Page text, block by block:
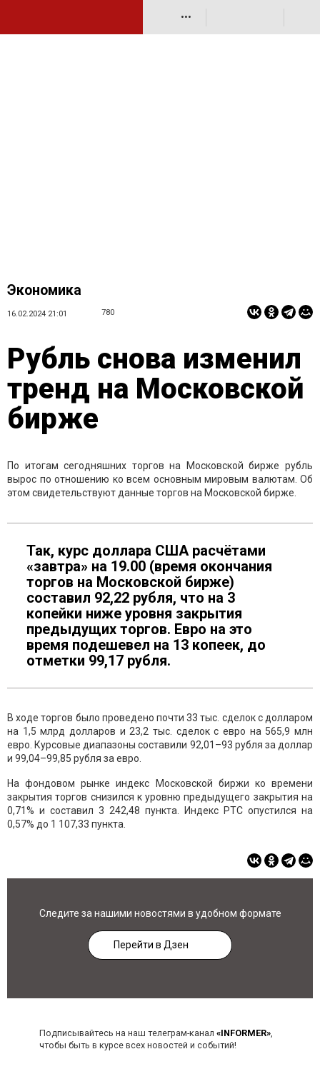
•••
Экономика
16.02.2024 21:01 780
Рубль снова изменил
тренд на Московской
бирже
По итогам сегодняшних торгов на Московской бирже рубль
вырос по отношению ко всем основным мировым валютам. Об
этом свидетельствуют данные торгов на Московской бирже.
Так, курс доллара США расчётами
«завтра» на 19.00 (время окончания
торгов на Московской бирже)
составил 92,22 рубля, что на 3
копейки ниже уровня закрытия
предыдущих торгов. Евро на это
время подешевел на 13 копеек, до
отметки 99,17 рубля.
В ходе торгов было проведено почти 33 тыс. сделок с долларом
на 1,5 млрд долларов и 23,2 тыс. сделок с евро на 565,9 млн
евро. Курсовые диапазоны составили 92,01–93 рубля за доллар
и 99,04–99,85 рубля за евро.
На фондовом рынке индекс Московской биржи ко времени
закрытия торгов снизился к уровню предыдущего закрытия на
0,71% и составил 3 242,48 пункта. Индекс РТС опустился на
0,57% до 1 107,33 пункта.
Следите за нашими новостями в удобном формате
Перейти в Дзен
Подписывайтесь на наш телеграм-канал «INFORMER»,
чтобы быть в курсе всех новостей и событий!